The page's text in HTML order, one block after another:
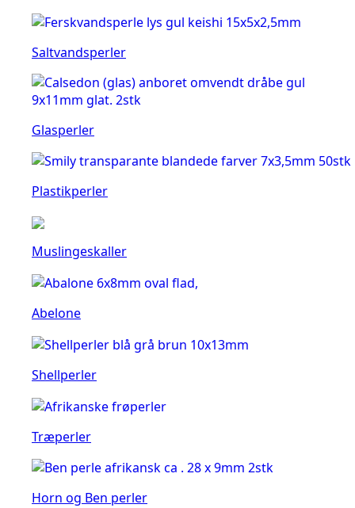
Saltvandsperler
Glasperler
Plastikperler
Muslingeskaller
Abelone
Shellperler
Træperler
Horn og Ben perler